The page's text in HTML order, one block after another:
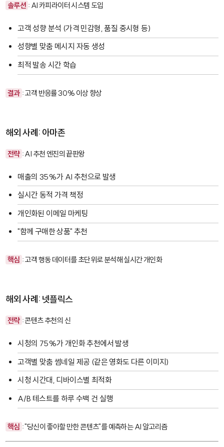
솔루션 : AI 카피라이터 시스템 도입
고객 성향 분석 (가격 민감형, 품질 중시형 등)
성향별 맞춤 메시지 자동 생성
최적 발송 시간 학습
결과 : 고객 반응률 30% 이상 향상
해외 사례: 아마존
전략 : AI 추천 엔진의 끝판왕
매출의 35%가 AI 추천으로 발생
실시간 동적 가격 책정
개인화된 이메일 마케팅
"함께 구매한 상품" 추천
핵심 : 고객 행동 데이터를 초단위로 분석해 실시간 개인화
해외 사례: 넷플릭스
전략 : 콘텐츠 추천의 신
시청의 75%가 개인화 추천에서 발생
고객별 맞춤 썸네일 제공 (같은 영화도 다른 이미지)
시청 시간대, 디바이스별 최적화
A/B 테스트를 하루 수백 건 실행
핵심 : "당신이 좋아할 만한 콘텐츠"를 예측하는 AI 알고리즘